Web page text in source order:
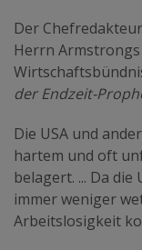
Der
Herrn
der Endzeit-
Die USA und
hartem und oft
belagert. ... Da
immer weniger
Arbeitslosigkeit